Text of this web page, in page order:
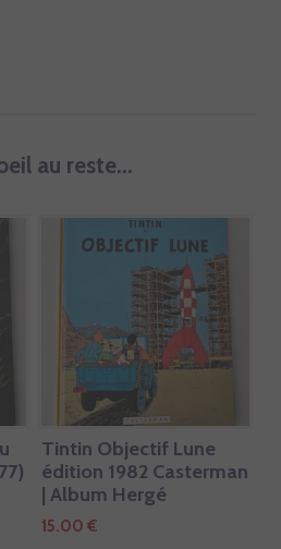
au reste...
Tintin Objectif Lune
édition 1982 Casterman
| Album Hergé
15.00 €